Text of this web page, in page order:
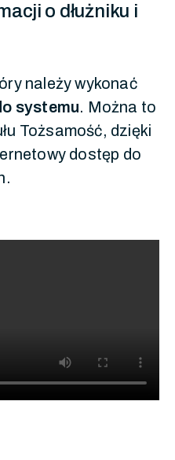
o dłużniku i
należy wykonać
systemu. Można to
Tożsamość, dzięki
dostęp do